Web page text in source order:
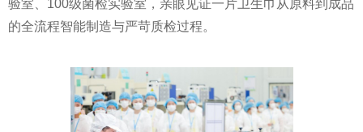
验室、100级菌检实验室，亲眼见证一片卫生巾从原料到成品
的全流程智能制造与严苛质检过程。